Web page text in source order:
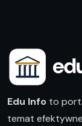
Edu Info to
temat